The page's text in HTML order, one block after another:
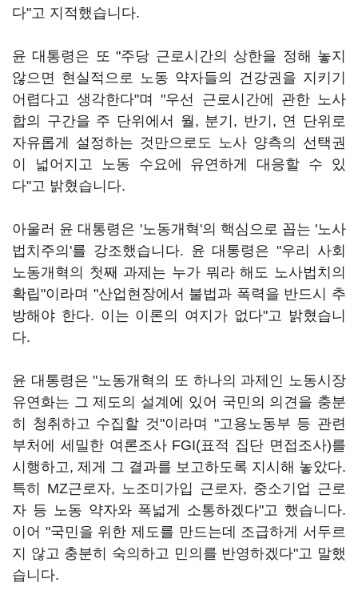
다"고 지적했습니다.
윤 대통령은 또 "주당 근로시간의 상한을 정해 놓지
않으면 현실적으로 노동 약자들의 건강권을 지키기
어렵다고 생각한다"며 "우선 근로시간에 관한 노사
합의 구간을 주 단위에서 월, 분기, 반기, 연 단위로
자유롭게 설정하는 것만으로도 노사 양측의 선택권
이 넓어지고 노동 수요에 유연하게 대응할 수 있
다"고 밝혔습니다.
아울러 윤 대통령은 '노동개혁'의 핵심으로 꼽는 '노사
법치주의'를 강조했습니다. 윤 대통령은 "우리 사회
노동개혁의 첫째 과제는 누가 뭐라 해도 노사법치의
확립"이라며 "산업현장에서 불법과 폭력을 반드시 추
방해야 한다. 이는 이론의 여지가 없다"고 밝혔습니
다.
윤 대통령은 "노동개혁의 또 하나의 과제인 노동시장
유연화는 그 제도의 설계에 있어 국민의 의견을 충분
히 청취하고 수집할 것"이라며 "고용노동부 등 관련
부처에 세밀한 여론조사 FGI(표적 집단 면접조사)를
시행하고, 제게 그 결과를 보고하도록 지시해 놓았다.
특히 MZ근로자, 노조미가입 근로자, 중소기업 근로
자 등 노동 약자와 폭넓게 소통하겠다"고 했습니다.
이어 "국민을 위한 제도를 만드는데 조급하게 서두르
지 않고 충분히 숙의하고 민의를 반영하겠다"고 말했
습니다.